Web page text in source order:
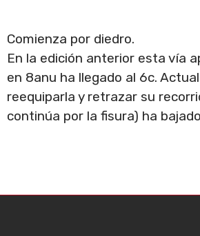
Comienza por diedro.
En la edición anterior esta vía
en 8anu ha llegado al 6c.
reequiparla y retrazar su
continúa por la fisura) ha